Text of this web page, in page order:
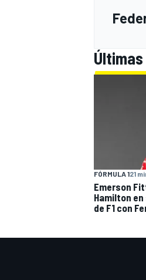
FÓRMULA 121
Emerson
Hamilton
de F1 con